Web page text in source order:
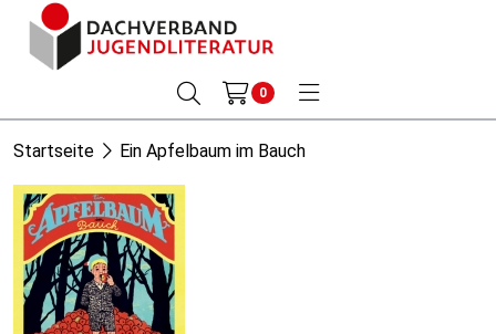
0
Startseite Ein Apfelbaum im Bauch